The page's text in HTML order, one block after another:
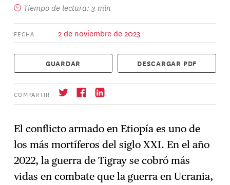
Tiempo de lectura: 3 min
FECHA 2 de noviembre de 2023
GUARDAR DESCARGAR PDF
COMPARTIR
→ Suscríbase
El conflicto armado en Etiopía es uno de
los más mortíferos del siglo XXI. En el año
2022, la guerra de Tigray se cobró más
vidas en combate que la guerra en Ucrania,